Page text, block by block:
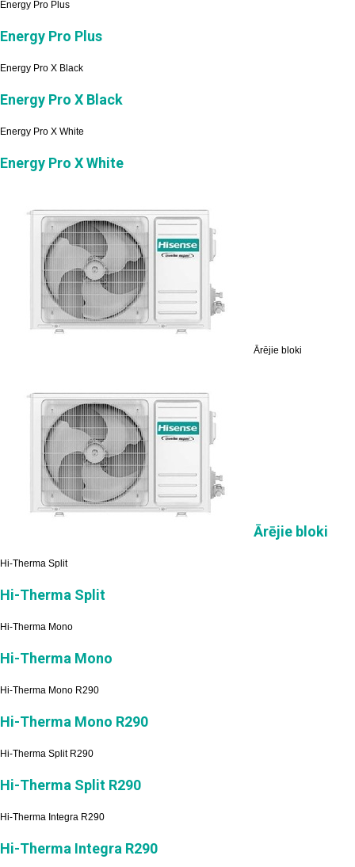
Energy Pro Plus
Energy Pro Plus
Energy Pro X Black
Energy Pro X Black
Energy Pro X White
Energy Pro X White
Ārējie bloki
Ārējie bloki
Hi-Therma Split
Hi-Therma Split
Hi-Therma Mono
Hi-Therma Mono
Hi-Therma Mono R290
Hi-Therma Mono R290
Hi-Therma Split R290
Hi-Therma Split R290
Hi-Therma Integra R290
Hi-Therma Integra R290